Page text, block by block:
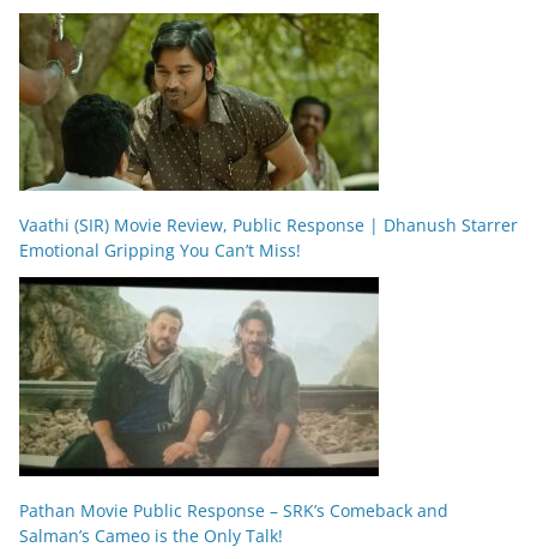
Vaathi (SIR) Movie Review, Public Response | Dhanush Starrer
Emotional Gripping You Can’t Miss!
Pathan Movie Public Response – SRK’s Comeback and
Salman’s Cameo is the Only Talk!